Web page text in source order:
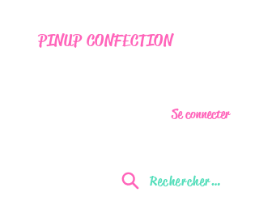
PINUP CONFECTION
Se connecter
Rechercher...